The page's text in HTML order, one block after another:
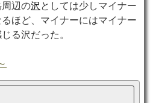
辺の沢 としては少しマイナー
ほど、マイナーにはマイナー
る沢だった。